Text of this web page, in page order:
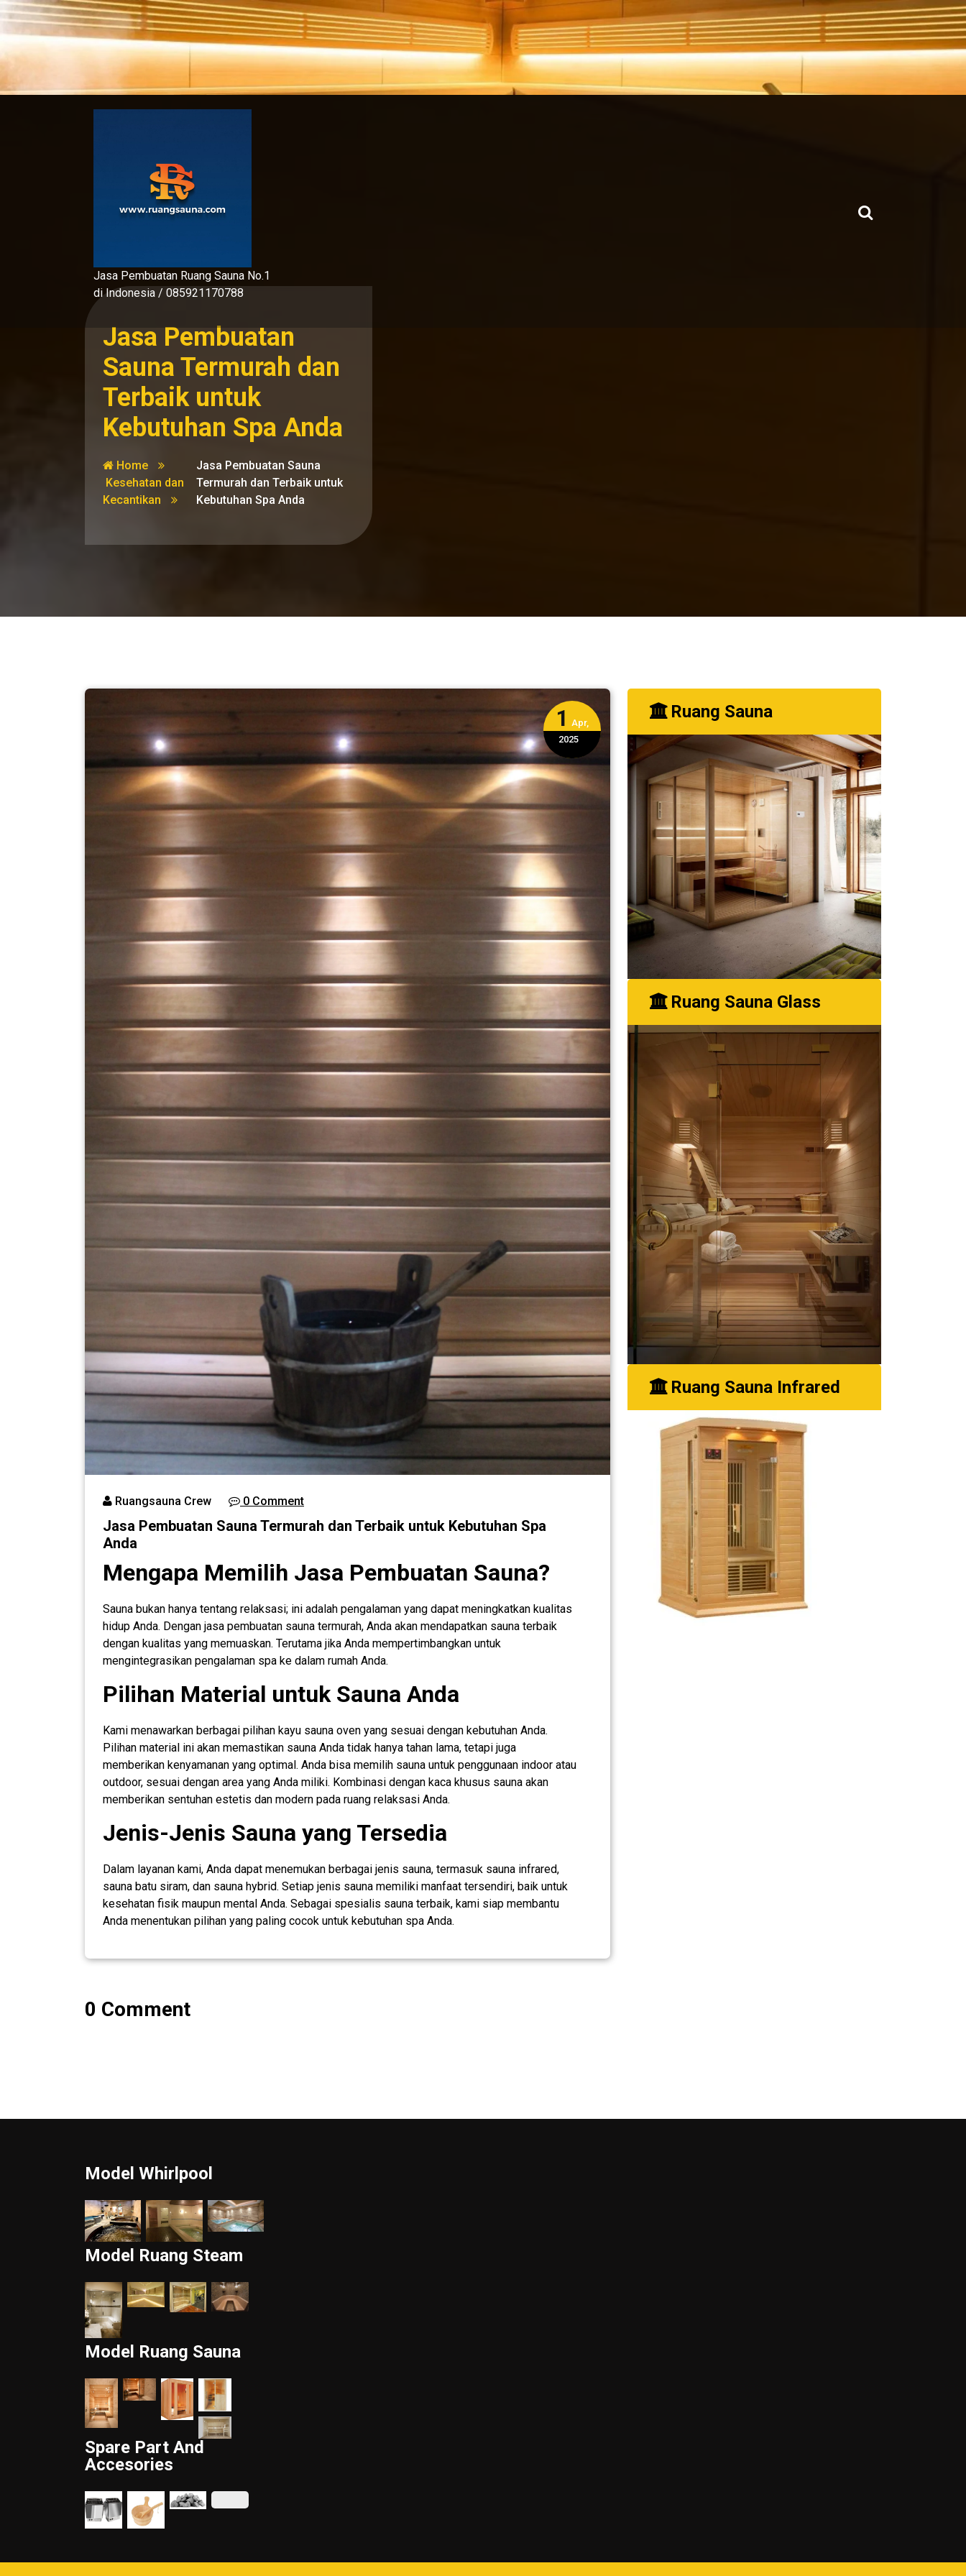
Skip
to
content
Jasa Pembuatan Ruang Sauna No.1
di Indonesia / 085921170788
Jasa Pembuatan
Sauna Termurah dan
Terbaik untuk
Kebutuhan Spa Anda
Home
Kesehatan dan
Kecantikan
Jasa Pembuatan Sauna
Termurah dan Terbaik untuk
Kebutuhan Spa Anda
1
Apr,
2025
Ruangsauna Crew 0 Comment
Jasa Pembuatan Sauna Termurah dan Terbaik untuk Kebutuhan Spa
Anda
Mengapa Memilih Jasa Pembuatan Sauna?
Sauna bukan hanya tentang relaksasi; ini adalah pengalaman yang dapat meningkatkan kualitas
hidup Anda. Dengan jasa pembuatan sauna termurah, Anda akan mendapatkan sauna terbaik
dengan kualitas yang memuaskan. Terutama jika Anda mempertimbangkan untuk
mengintegrasikan pengalaman spa ke dalam rumah Anda.
Pilihan Material untuk Sauna Anda
Kami menawarkan berbagai pilihan kayu sauna oven yang sesuai dengan kebutuhan Anda.
Pilihan material ini akan memastikan sauna Anda tidak hanya tahan lama, tetapi juga
memberikan kenyamanan yang optimal. Anda bisa memilih sauna untuk penggunaan indoor atau
outdoor, sesuai dengan area yang Anda miliki. Kombinasi dengan kaca khusus sauna akan
memberikan sentuhan estetis dan modern pada ruang relaksasi Anda.
Jenis-Jenis Sauna yang Tersedia
Dalam layanan kami, Anda dapat menemukan berbagai jenis sauna, termasuk sauna infrared,
sauna batu siram, dan sauna hybrid. Setiap jenis sauna memiliki manfaat tersendiri, baik untuk
kesehatan fisik maupun mental Anda. Sebagai spesialis sauna terbaik, kami siap membantu
Anda menentukan pilihan yang paling cocok untuk kebutuhan spa Anda.
0 Comment
Ruang Sauna
Ruang Sauna Glass
Ruang Sauna Infrared
Model Whirlpool
Model Ruang Steam
Model Ruang Sauna
Spare Part And
Accesories